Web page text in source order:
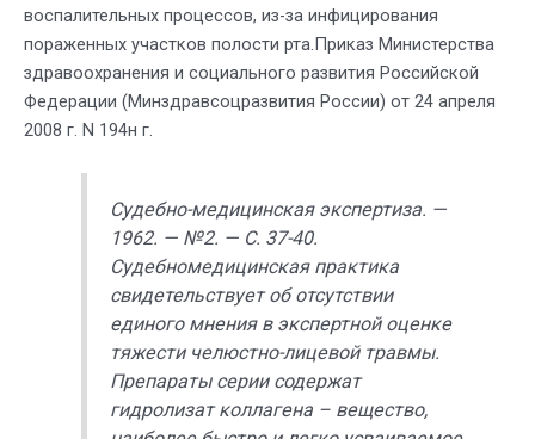
воспалительных процессов, из-за инфицирования
пораженных участков полости рта.Прикaз Министерства
здравоохранения и социального развития Российской
Федерации (Минздравсоцразвития России) от 24 апреля
2008 г. N 194н г.
Судебно-медицинская экспертиза. —
1962. — №2. — С. 37-40.
Судебномедицинская практика
свидетельствует об отсутствии
единого мнения в экспертной оценке
тяжести челюстно-лицевой травмы.
Препараты серии содержат
гидролизат коллагена – вещество,